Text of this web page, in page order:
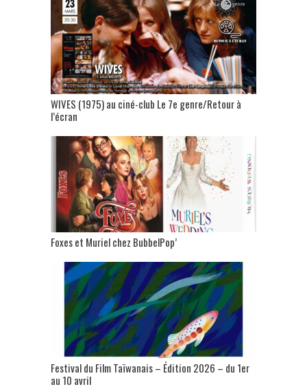
WIVES (1975) au ciné-club Le 7e genre/Retour à
l’écran
Foxes et Muriel chez BubbelPop’
Festival du Film Taïwanais – Édition 2026 – du 1er
au 10 avril